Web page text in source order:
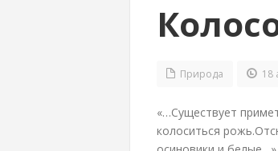
Природа 18
«…Существует
колоситься